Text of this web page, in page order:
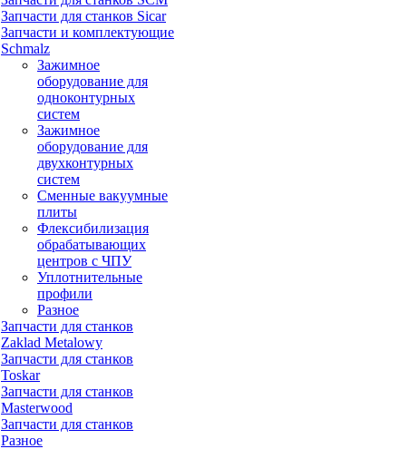
Запчасти для станков Sicar
Запчасти и комплектующие
Schmalz
Зажимное
оборудование для
одноконтурных
систем
Зажимное
оборудование для
двухконтурных
систем
Сменные вакуумные
плиты
Флексибилизация
обрабатывающих
центров с ЧПУ
Уплотнительные
профили
Разное
Запчасти для станков
Zaklad Metalowy
Запчасти для станков
Toskar
Запчасти для станков
Masterwood
Запчасти для станков
Разное